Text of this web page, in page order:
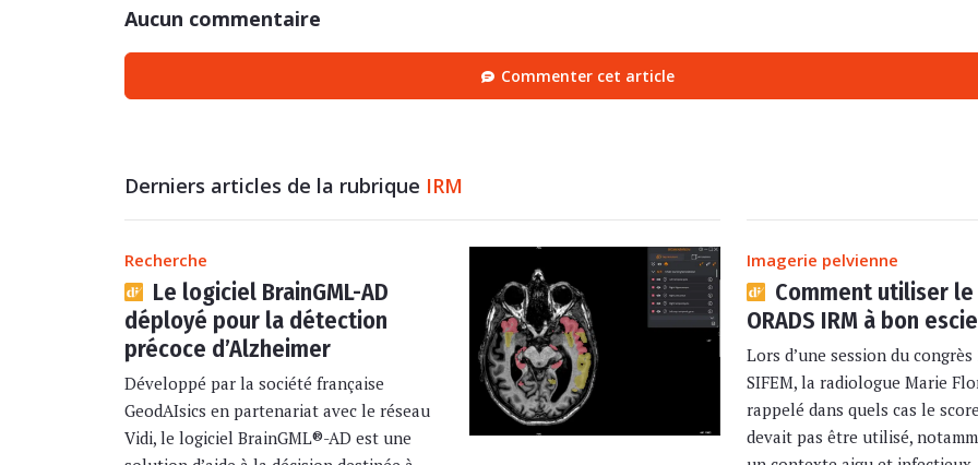
Aucun commentaire
Commenter cet article
Derniers articles de la rubrique IRM
Recherche
Le logiciel BrainGML-AD
déployé pour la détection
précoce d’Alzheimer
Développé par la société française
GeodAIsics en partenariat avec le réseau
Vidi, le logiciel BrainGML®-AD est une
Imagerie pelvienne
Comment utiliser le
ORADS IRM à bon
Lors d’une session du congrès
SIFEM, la radiologue Marie
rappelé dans quels cas le
devait pas être utilisé,